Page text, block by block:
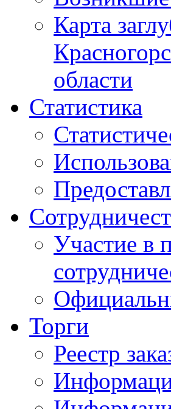
Карта
области
Статистика
Участие в
Торги
Реестр